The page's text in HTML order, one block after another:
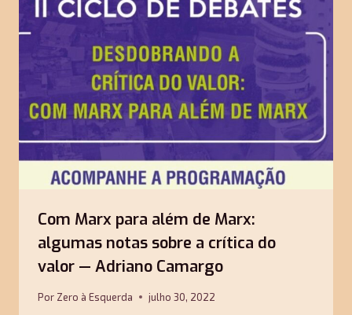
Com Marx para além de Marx:
algumas notas sobre a crítica do
valor — Adriano Camargo
Por Zero à Esquerda julho 30, 2022